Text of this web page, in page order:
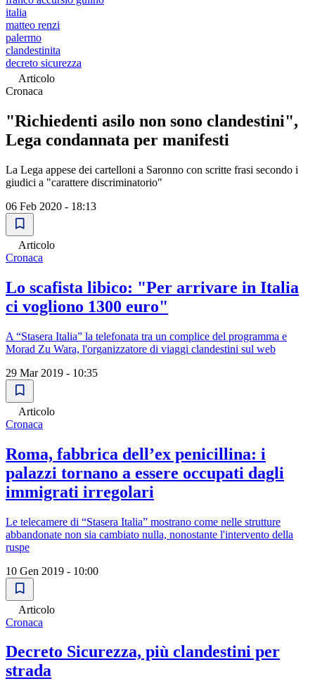
italia
matteo renzi
palermo
clandestinita
decreto sicurezza
Articolo
Cronaca
"Richiedenti asilo non sono clandestini",
Lega condannata per manifesti
La Lega appese dei cartelloni a Saronno con scritte frasi secondo i
giudici a "carattere discriminatorio"
06 Feb 2020 - 18:13
Articolo
Cronaca
Lo scafista libico: "Per arrivare in Italia
ci vogliono 1300 euro"
A “Stasera Italia” la telefonata tra un complice del programma e
Morad Zu Wara, l'organizzatore di viaggi clandestini sul web
29 Mar 2019 - 10:35
Articolo
Cronaca
Roma, fabbrica dell’ex penicillina: i
palazzi tornano a essere occupati dagli
immigrati irregolari
Le telecamere di “Stasera Italia” mostrano come nelle strutture
abbandonate non sia cambiato nulla, nonostante l'intervento della
ruspe
10 Gen 2019 - 10:00
Articolo
Cronaca
Decreto Sicurezza, più clandestini per
strada